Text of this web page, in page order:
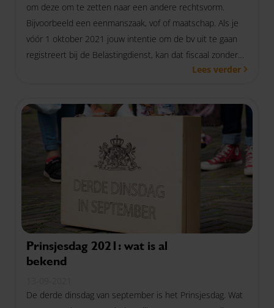
om deze om te zetten naar een andere rechtsvorm.
Bijvoorbeeld een eenmanszaak, vof of maatschap. Als je
vóór 1 oktober 2021 jouw intentie om de bv uit te gaan
registreert bij de Belastingdienst, kan dat fiscaal zonder
afrekening met terugwerkende kracht vanaf 1 januari
Lees verder
Prinsjesdag 2021: wat is al
bekend
De derde dinsdag van september is het Prinsjesdag. Wat